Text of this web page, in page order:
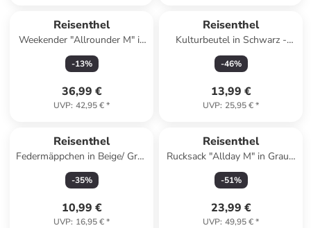
Reisenthel
Weekender "Allrounder M" in
Dunkelblau/ Weiß - (B)40 x
(H)33,5 x (T)24 cm
-13%
36,99 €
UVP: 42,95 €*
Reisenthel
Kulturbeutel in Schwarz -
(B)23 x (H)20 x (T)10 cm
-46%
13,99 €
UVP: 25,95 €*
Reisenthel
Federmäppchen in Beige/ Grau
- (B)21 x (H)10 x (T)7 cm
-35%
10,99 €
UVP: 16,95 €*
Reisenthel
Rucksack "Allday M" in Grau -
(B)30 x (H)39 x (T)13 cm
-51%
23,99 €
UVP: 49,95 €*